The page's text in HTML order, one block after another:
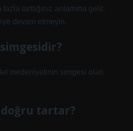
tarttığınız anlamına gelir.
devam etmeyin.
medeniyetinin simgesi olan
doğru tartar?